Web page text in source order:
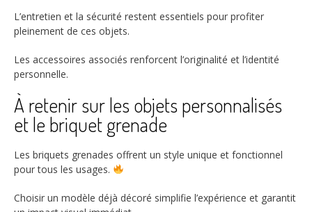
L’entretien et la sécurité restent essentiels pour profiter
pleinement de ces objets.
Les accessoires associés renforcent l’originalité et l’identité
personnelle.
À retenir sur les objets personnalisés
et le briquet grenade
Les briquets grenades offrent un style unique et fonctionnel
pour tous les usages.
Choisir un modèle déjà décoré simplifie l’expérience et garantit